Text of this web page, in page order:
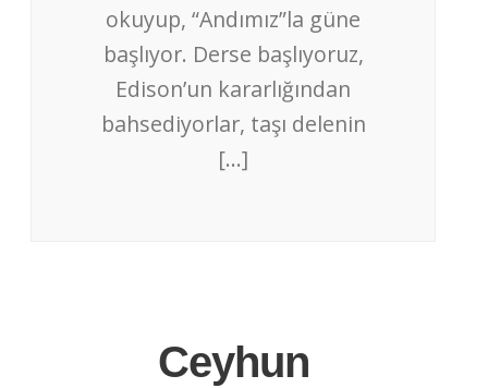
okuyup, “Andımız”la güne
başlıyor. Derse başlıyoruz,
Edison’un kararlığından
bahsediyorlar, taşı delenin
[…]
Ceyhun